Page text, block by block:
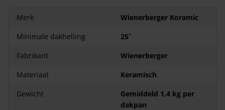
Merk
Wienerberger Koramic
Minimale dakhelling
25˚
Fabrikant
Wienerberger
Materiaal
Keramisch
Gewicht
Gemiddeld 1,4 kg per
dakpan